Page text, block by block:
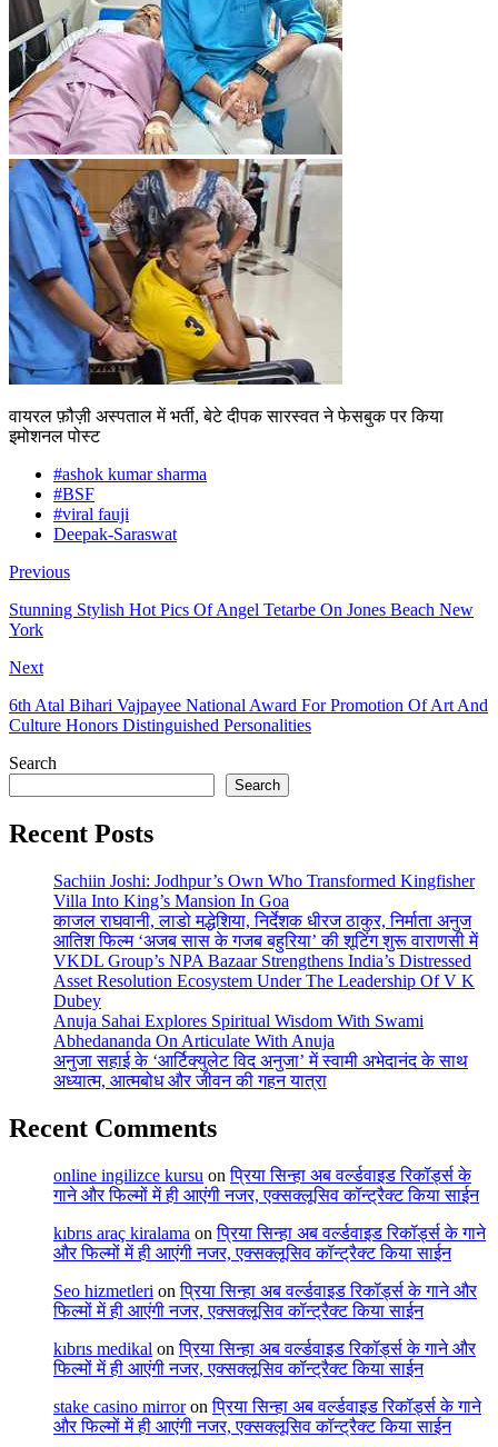
वायरल फ़ौज़ी अस्पताल में भर्ती, बेटे दीपक सारस्वत ने फेसबुक पर किया
इमोशनल पोस्ट
#ashok kumar sharma
#BSF
#viral fauji
Deepak-Saraswat
Previous
Stunning Stylish Hot Pics Of Angel Tetarbe On Jones Beach New
York
Next
6th Atal Bihari Vajpayee National Award For Promotion Of Art And
Culture Honors Distinguished Personalities
Search
Search
Recent Posts
Sachiin Joshi: Jodhpur’s Own Who Transformed Kingfisher
Villa Into King’s Mansion In Goa
काजल राघवानी, लाडो मद्धेशिया, निर्देशक धीरज ठाकुर, निर्माता अनुज
आतिश फिल्म ‘अजब सास के गजब बहुरिया’ की शूटिंग शुरू वाराणसी में
VKDL Group’s NPA Bazaar Strengthens India’s Distressed
Asset Resolution Ecosystem Under The Leadership Of V K
Dubey
Anuja Sahai Explores Spiritual Wisdom With Swami
Abhedananda On Articulate With Anuja
अनुजा सहाई के ‘आर्टिक्युलेट विद अनुजा’ में स्वामी अभेदानंद के साथ
अध्यात्म, आत्मबोध और जीवन की गहन यात्रा
Recent Comments
online ingilizce kursu onप्रिया सिन्हा अब वर्ल्डवाइड रिकॉर्ड्स के
गाने और फिल्मों में ही आएंगी नजर, एक्सक्लूसिव कॉन्ट्रैक्ट किया साईन
kıbrıs araç kiralama onप्रिया सिन्हा अब वर्ल्डवाइड रिकॉर्ड्स के गाने
और फिल्मों में ही आएंगी नजर, एक्सक्लूसिव कॉन्ट्रैक्ट किया साईन
Seo hizmetleri onप्रिया सिन्हा अब वर्ल्डवाइड रिकॉर्ड्स के गाने और
फिल्मों में ही आएंगी नजर, एक्सक्लूसिव कॉन्ट्रैक्ट किया साईन
kıbrıs medikal onप्रिया सिन्हा अब वर्ल्डवाइड रिकॉर्ड्स के गाने और
फिल्मों में ही आएंगी नजर, एक्सक्लूसिव कॉन्ट्रैक्ट किया साईन
stake casino mirroronप्रिया सिन्हा अब वर्ल्डवाइड रिकॉर्ड्स के गाने
और फिल्मों में ही आएंगी नजर, एक्सक्लूसिव कॉन्ट्रैक्ट किया साईन